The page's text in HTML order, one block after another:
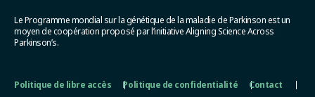
Le Programme mondial sur la génétique de la maladie de Parkinson est un
moyen de coopération proposé par l’initiative Aligning Science Across
Parkinson’s.
Politique de libre accès Politique de confidentialité
Contact